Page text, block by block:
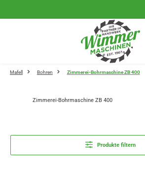
Mafell Bohren Zimmerei-Bohrmaschine ZB 400
Zimmerei-Bohrmaschine ZB 400
Produkte filtern